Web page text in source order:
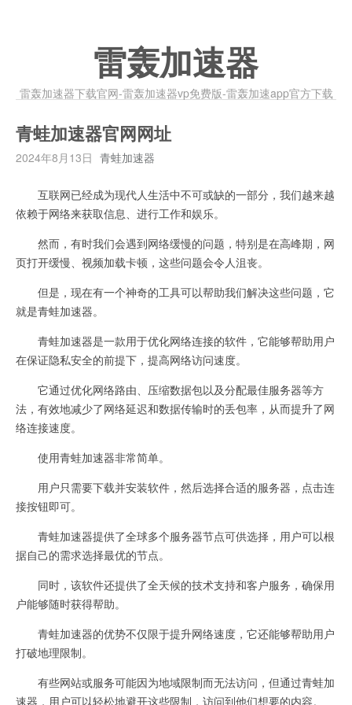
雷轰加速器
雷轰加速器下载官网-雷轰加速器vp免费版-雷轰加速app官方下载
青蛙加速器官网网址
2024年8月13日 青蛙加速器
互联网已经成为现代人生活中不可或缺的一部分，我们越来越
依赖于网络来获取信息、进行工作和娱乐。
然而，有时我们会遇到网络缓慢的问题，特别是在高峰期，网
页打开缓慢、视频加载卡顿，这些问题会令人沮丧。
但是，现在有一个神奇的工具可以帮助我们解决这些问题，它
就是青蛙加速器。
青蛙加速器是一款用于优化网络连接的软件，它能够帮助用户
在保证隐私安全的前提下，提高网络访问速度。
它通过优化网络路由、压缩数据包以及分配最佳服务器等方
法，有效地减少了网络延迟和数据传输时的丢包率，从而提升了网
络连接速度。
使用青蛙加速器非常简单。
用户只需要下载并安装软件，然后选择合适的服务器，点击连
接按钮即可。
青蛙加速器提供了全球多个服务器节点可供选择，用户可以根
据自己的需求选择最优的节点。
同时，该软件还提供了全天候的技术支持和客户服务，确保用
户能够随时获得帮助。
青蛙加速器的优势不仅限于提升网络速度，它还能够帮助用户
打破地理限制。
有些网站或服务可能因为地域限制而无法访问，但通过青蛙加
速器，用户可以轻松地避开这些限制，访问到他们想要的内容。